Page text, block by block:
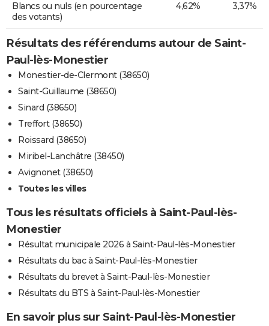
Blancs ou nuls (en pourcentage
des votants)
4,62% 3,37%
Résultats des référendums autour de Saint-
Paul-lès-Monestier
Monestier-de-Clermont (38650)
Saint-Guillaume (38650)
Sinard (38650)
Treffort (38650)
Roissard (38650)
Miribel-Lanchâtre (38450)
Avignonet (38650)
Toutes les villes
Tous les résultats officiels à Saint-Paul-lès-
Monestier
Résultat municipale 2026 à Saint-Paul-lès-Monestier
Résultats du bac à Saint-Paul-lès-Monestier
Résultats du brevet à Saint-Paul-lès-Monestier
Résultats du BTS à Saint-Paul-lès-Monestier
En savoir plus sur Saint-Paul-lès-Monestier